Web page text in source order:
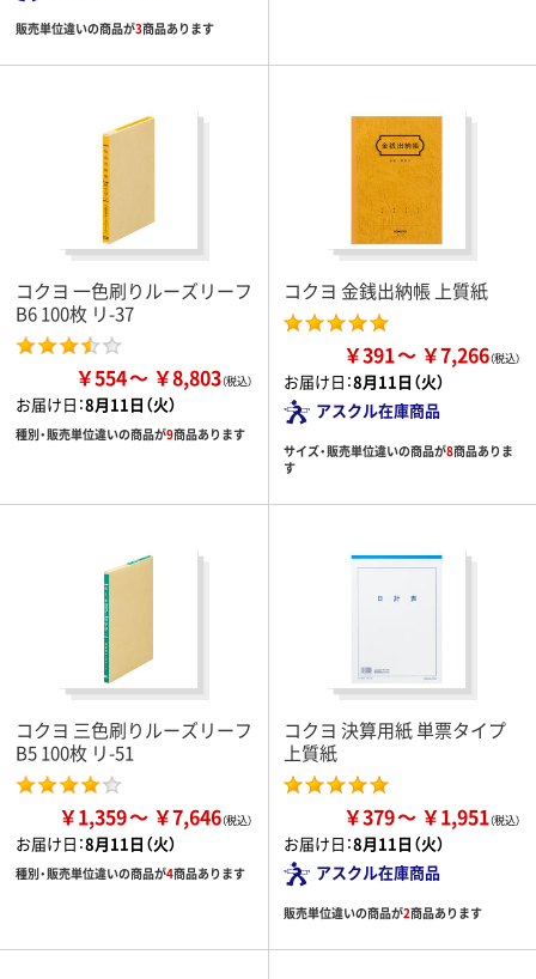
販売単位違いの商品が3商品あります
コクヨ 一色刷りルーズリーフ
B6 100枚 リ-37
￥554 ￥8,803
お届け日：8月11日（火）
種別・販売単位違いの商品が9商品あります
コクヨ 金銭出納帳 上質紙
￥391 ￥7,266
お届け日：8月11日（火）
アスクル在庫商品
サイズ・販売単位違いの商品が8商品ありま
す
コクヨ 三色刷りルーズリーフ
B5 100枚 リ-51
￥1,359 ￥7,646
お届け日：8月11日（火）
種別・販売単位違いの商品が4商品あります
コクヨ 決算用紙 単票タイプ
上質紙
￥379 ￥1,951
お届け日：8月11日（火）
アスクル在庫商品
販売単位違いの商品が2商品あります